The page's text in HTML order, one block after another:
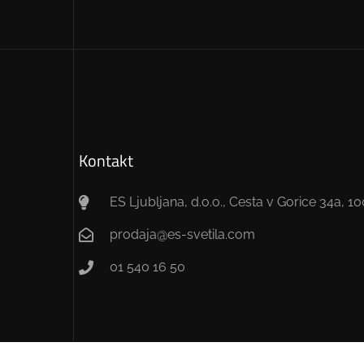
Kontakt
ES Ljubljana, d.o.o., Cesta v Gorice 34a,
prodaja@es-svetila.com
01 540 16 50